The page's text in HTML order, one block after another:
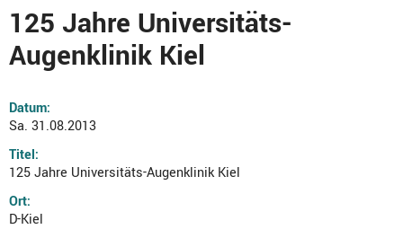
125 Jahre Universitäts-
Augenklinik Kiel
Datum:
Sa. 31.08.2013
Titel:
125 Jahre Universitäts-Augenklinik Kiel
Ort:
D-Kiel